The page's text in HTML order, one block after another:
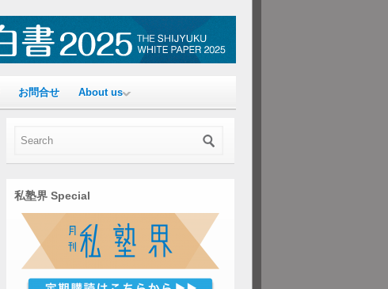
お問合せ About us
私塾界 Special